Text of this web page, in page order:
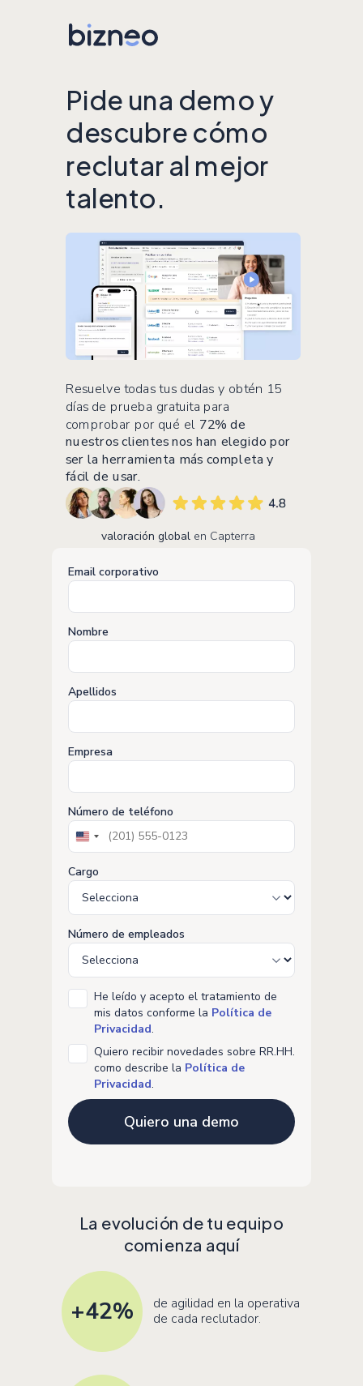
Pide una demo y
descubre cómo
reclutar al mejor
talento.
Resuelve todas tus dudas y obtén 15
días de prueba gratuita para
comprobar por qué el 72% de
nuestros clientes nos han elegido por
ser la herramienta más completa y
fácil de usar.
de agilidad en la operativa
de cada reclutador.
valoración globalen Capterra
+42%
La evolución de tu equipo
comienza aquí
Email corporativo
Nombre
Apellidos
Empresa
Número de teléfono
United
States
+1
Cargo
Número de empleados
Quiero recibir novedades sobre RR.HH.
como describe la Política de
Privacidad.
He leído y acepto el tratamiento de
mis datos conforme la Política de
Privacidad.